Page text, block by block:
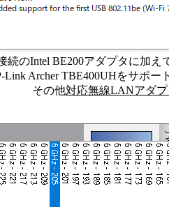
続のIntel BE200アダプタに加え
Link Archer TBE400UHをサポー
その他対応無線LANアダプ